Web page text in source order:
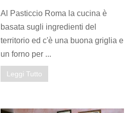
Al Pasticcio Roma la cucina è
basata sugli ingredienti del
territorio ed c'è una buona griglia e
un forno per ...
Leggi Tutto